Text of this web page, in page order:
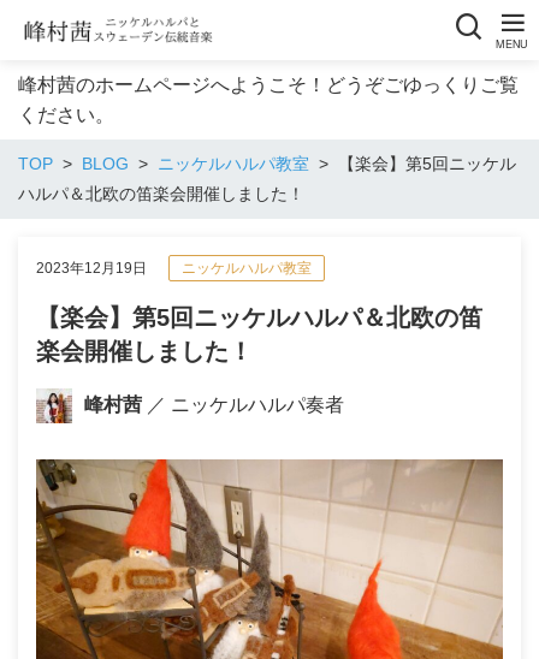
峰村茜のホームページへようこそ！どうぞごゆっくりご覧
ください。
TOP BLOG ニッケルハルパ教室
【楽会】第5回ニッケル
ハルパ＆北欧の笛楽会開催しました！
2023年12月19日 ニッケルハルパ教室
【楽会】第5回ニッケルハルパ＆北欧の笛
楽会開催しました！
峰村茜 ／ ニッケルハルパ奏者